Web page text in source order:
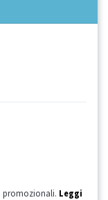
promozionali. Leggi